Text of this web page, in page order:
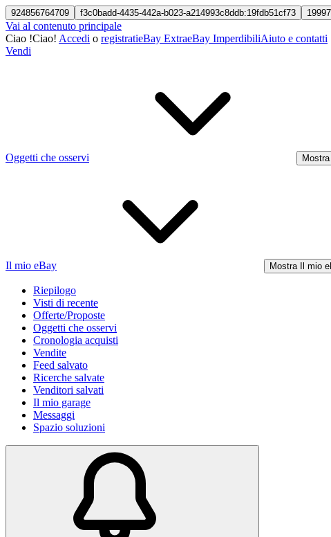
924856764709 f3c0badd-4435-442a-b023-a214993c8ddb:19fdb51cf73 19997
Vai al contenuto principale
Ciao !Ciao! Accedi o registratieBay ExtraeBay ImperdibiliAiuto e contatti
Vendi
Oggetti che osservi
Il mio eBay Mostra Il mio
Riepilogo
Visti di recente
Offerte/Proposte
Oggetti che osservi
Cronologia acquisti
Vendite
Feed salvato
Ricerche salvate
Venditori salvati
Il mio garage
Messaggi
Spazio soluzioni